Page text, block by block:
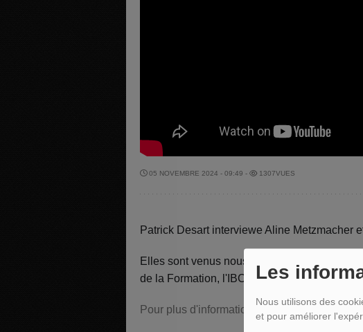
Les
Nous utilisons des
et pour améliorer
05 NOVEMBRE 2024 - 09:49 - 1307VUES
Patrick Desart interviewe Aline Metzmacher
Elles sont venus nous parler de l'ouverture
de la Formation, l'IBC, qui ouvra ses portes
Pour plus d'informations contactez coach² :